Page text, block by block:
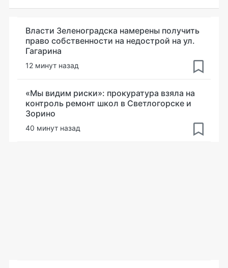
Власти Зеленоградска намерены получить
право собственности на недострой на ул.
Гагарина
12 минут назад
«Мы видим риски»: прокуратура взяла на
контроль ремонт школ в Светлогорске и
Зорино
40 минут назад